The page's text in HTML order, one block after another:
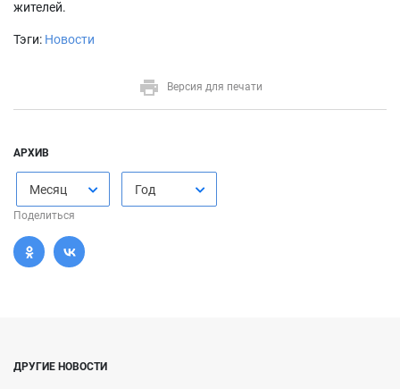
жителей.
Тэги: Новости
Версия для печати
АРХИВ
Месяц Год
Поделиться
ДРУГИЕ НОВОСТИ